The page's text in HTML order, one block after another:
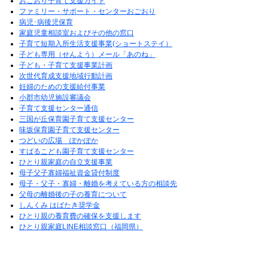
ファミリー・サポート・センターおごおり
病児･病後児保育
家庭児童相談室およびその他の窓口
子育て短期入所生活支援事業(ショートステイ）
子ども専用（せんよう）メール「あのね」
子ども・子育て支援事業計画
次世代育成支援地域行動計画
妊婦のための支援給付事業
小郡市幼児施設審議会
子育て支援センター通信
三国が丘保育園子育て支援センター
味坂保育園子育て支援センター
つどいの広場 ぽかぽか
すばるこども園子育て支援センター
ひとり親家庭の自立支援事業
母子父子寡婦福祉資金貸付制度
母子・父子・寡婦・離婚を考えている方の相談先
父母の離婚後の子の養育について
しんくみ はばたき奨学金
ひとり親の養育費の確保を支援します
ひとり親家庭LINE相談窓口（福岡県）